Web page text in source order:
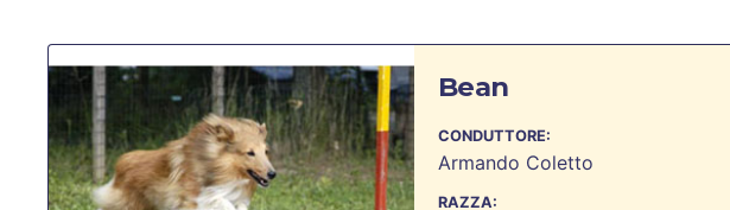
Bean
CONDUTTORE:
Armando Coletto
RAZZA: